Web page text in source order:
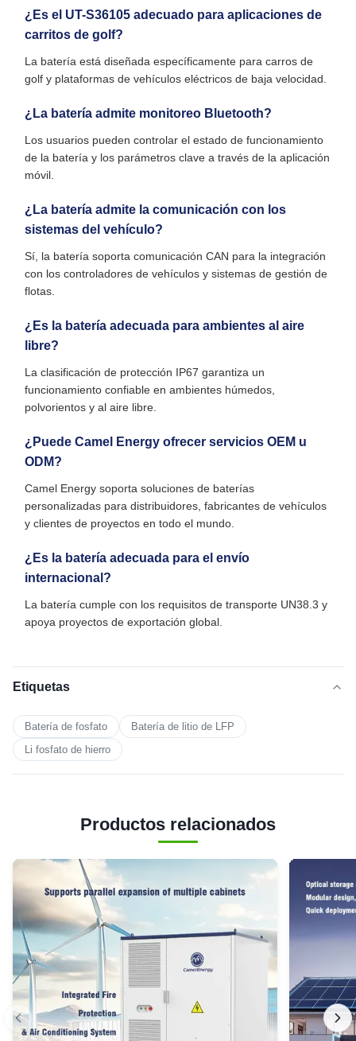
¿Es el UT-S36105 adecuado para aplicaciones de
carritos de golf?
La batería está diseñada específicamente para carros de
golf y plataformas de vehículos eléctricos de baja velocidad.
¿La batería admite monitoreo Bluetooth?
Los usuarios pueden controlar el estado de funcionamiento
de la batería y los parámetros clave a través de la aplicación
móvil.
¿La batería admite la comunicación con los
sistemas del vehículo?
Sí, la batería soporta comunicación CAN para la integración
con los controladores de vehículos y sistemas de gestión de
flotas.
¿Es la batería adecuada para ambientes al aire
libre?
La clasificación de protección IP67 garantiza un
funcionamiento confiable en ambientes húmedos,
polvorientos y al aire libre.
¿Puede Camel Energy ofrecer servicios OEM u
ODM?
Camel Energy soporta soluciones de baterías
personalizadas para distribuidores, fabricantes de vehículos
y clientes de proyectos en todo el mundo.
¿Es la batería adecuada para el envío
internacional?
La batería cumple con los requisitos de transporte UN38.3 y
apoya proyectos de exportación global.
Etiquetas
Batería de fosfato
Batería de litio de LFP
Li fosfato de hierro
Productos relacionados